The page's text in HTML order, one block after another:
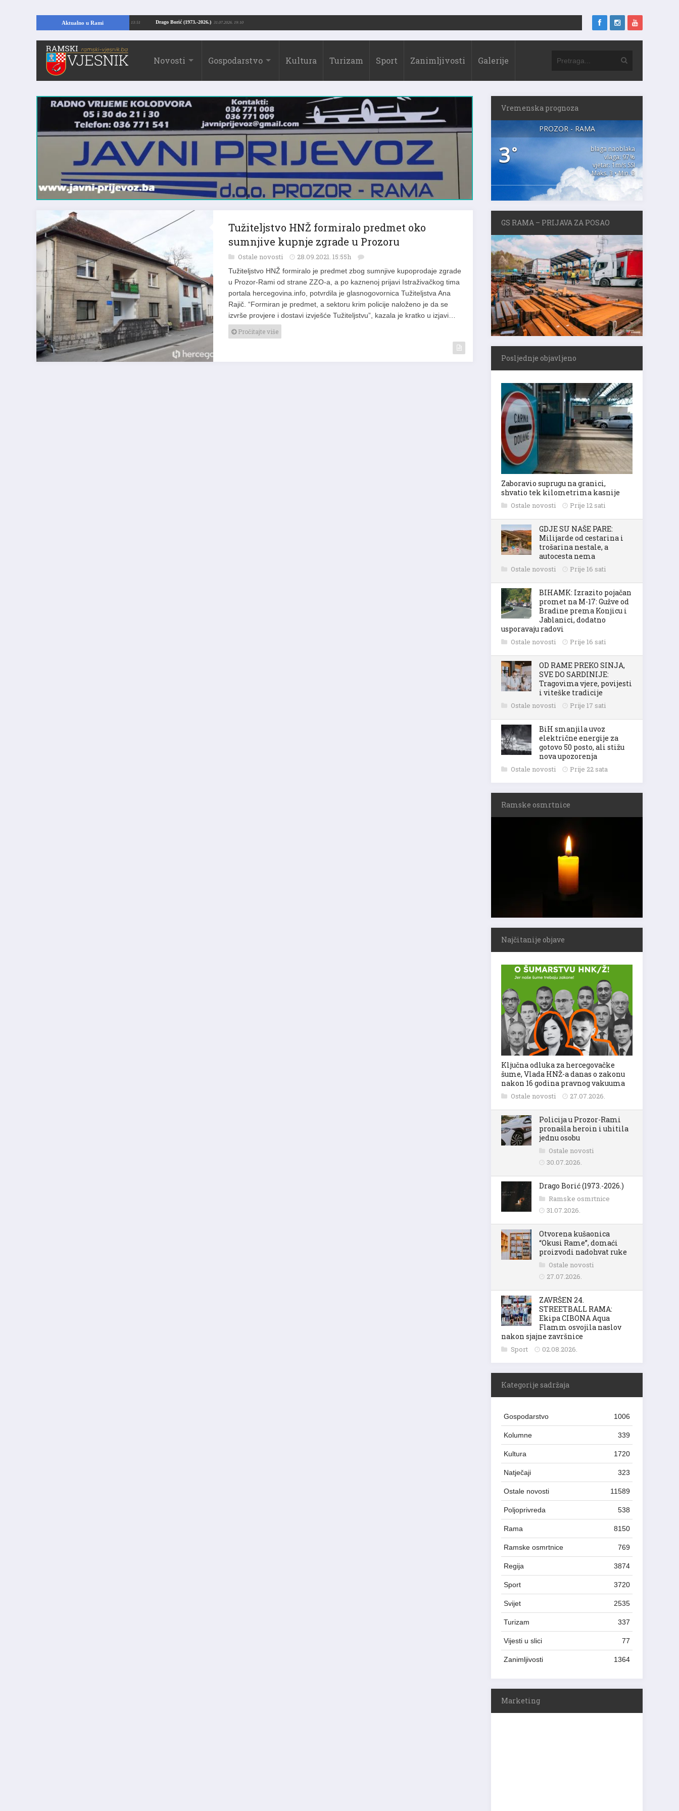
Aktualno u Rami Drago Borić (1973.-2026.) 31.07.2026. 19:10
temelje kuće, pronašao vrijedne arheološke ostatke 24.07.2026. 13:51
Novosti Gospodarstvo Kultura Turizam Sport Zanimljivosti Galerije
Tužiteljstvo HNŽ formiralo predmet oko
sumnjive kupnje zgrade u Prozoru
Tužiteljstvo HNŽ formiralo je predmet zbog sumnjive kupoprodaje zgrade
u Prozor-Rami od strane ZZO-a, a po kaznenoj prijavi Istraživačkog tima
portala hercegovina.info, potvrdila je glasnogovornica Tužiteljstva Ana
Rajič. “Formiran je predmet, a sektoru krim policije naloženo je da se
izvrše provjere i dostavi izvješće Tužiteljstvu”, kazala je kratko u izjavi…
Pročitajte više
Vremenska prognoza
PROZOR - RAMA
3°
blaga naoblaka
vlaga: 97%
vjetar: 1m/s SSI
Maks. 3 • Min. 3
GS RAMA – PRIJAVA ZA POSAO
Posljednje objavljeno
Zaboravio suprugu na granici,
shvatio tek kilometrima kasnije
Ostale novosti Prije 12 sati
GDJE SU NAŠE PARE:
Milijarde od cestarina i
trošarina nestale, a
autocesta nema
Ostale novosti Prije 16 sati
BIHAMK: Izrazito pojačan
promet na M-17: Gužve od
Bradine prema Konjicu i
Jablanici, dodatno
usporavaju radovi
Ostale novosti Prije 16 sati
OD RAME PREKO SINJA,
SVE DO SARDINIJE:
Tragovima vjere, povijesti
i viteške tradicije
Ostale novosti Prije 17 sati
BiH smanjila uvoz
električne energije za
gotovo 50 posto, ali stižu
nova upozorenja
Ostale novosti Prije 22 sata
Ramske osmrtnice
Najčitanije objave
Ključna odluka za hercegovačke
šume, Vlada HNŽ-a danas o zakonu
nakon 16 godina pravnog vakuuma
Ostale novosti 27.07.2026.
Policija u Prozor-Rami
pronašla heroin i uhitila
jednu osobu
Ostale novosti
30.07.2026.
Drago Borić (1973.-2026.)
Ramske osmrtnice
31.07.2026.
Otvorena kušaonica
“Okusi Rame”, domaći
proizvodi nadohvat ruke
Ostale novosti
27.07.2026.
ZAVRŠEN 24.
STREETBALL RAMA:
Ekipa CIBONA Aqua
Flamm osvojila naslov
nakon sjajne završnice
Sport 02.08.2026.
Kategorije sadržaja
Gospodarstvo 1006
Kolumne 339
Kultura 1720
Natječaji 323
Ostale novosti 11589
Poljoprivreda 538
Rama 8150
Ramske osmrtnice 769
Regija 3874
Sport 3720
Svijet 2535
Turizam 337
Vijesti u slici 77
Zanimljivosti 1364
Marketing